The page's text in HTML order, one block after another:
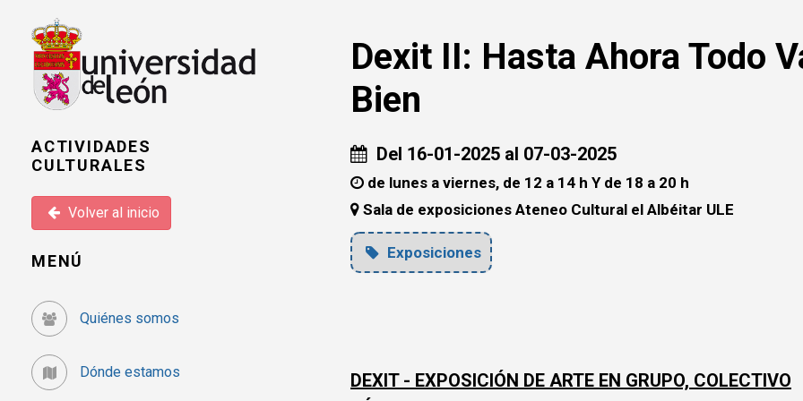
ACTIVIDADES
CULTURALES
Volver al inicio
MENÚ
Quiénes somos
Dónde estamos
Dexit II: Hasta Ahora Todo
Bien
Del 16-01-2025 al 07-03-2025
de lunes a viernes, de 12 a 14 h Y de 18 a 20 h
Sala de exposiciones Ateneo Cultural el Albéitar ULE
Exposiciones
DEXIT - EXPOSICIÓN DE ARTE EN GRUPO, COLECTIVO